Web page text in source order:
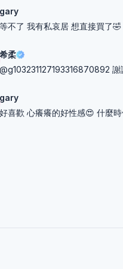
等不了 我有私哀居 想直接買了🤣
柔
@g103231127193316870892
好喜歡 心癢癢的好性感😍 什麼